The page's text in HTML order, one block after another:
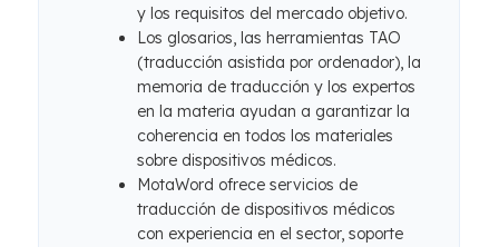
y los requisitos del mercado objetivo.
Los glosarios, las herramientas TAO
(traducción asistida por ordenador), la
memoria de traducción y los expertos
en la materia ayudan a garantizar la
coherencia en todos los materiales
sobre dispositivos médicos.
MotaWord ofrece servicios de
traducción de dispositivos médicos
con experiencia en el sector, soporte